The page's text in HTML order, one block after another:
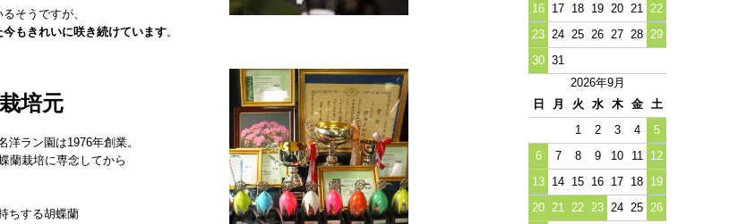
そうですが、
もきれいに咲き続けています。
培元
洋ラン園は1976年創業。
蘭栽培に専念してから
ちする胡蝶蘭
16 17 18 19 20 21
22
23 24 25 26 27 28 29
30 31
2026年9月
日
月 火 水 木 金
土
1
2 3 4
5
6
7 8 9 10 11
12
13 14 15 16 17 18 19
20 21 22 23 24 25 26